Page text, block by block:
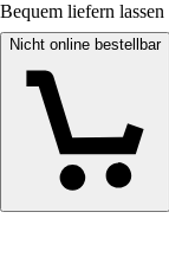
Bequem liefern lassen
Nicht online bestellbar